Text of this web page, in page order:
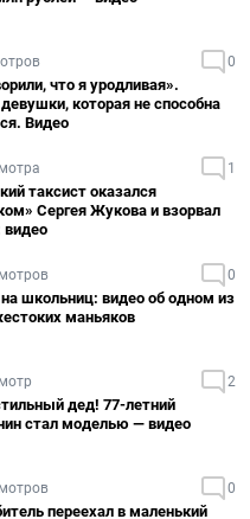
0
что я уродливая».
которая не способна
Видео
1
таксист оказался
Сергея Жукова и взорвал
видео
0
школьниц: видео об одном из
маньяков
2
дед! 77-летний
стал моделью — видео
0
переехал в маленький